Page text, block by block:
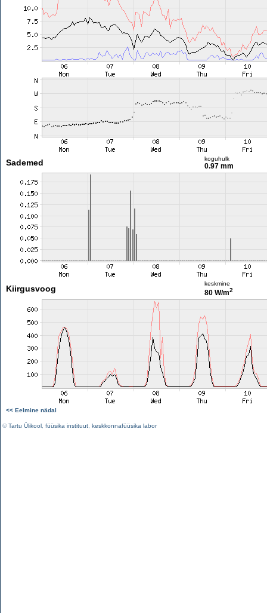
Sademed koguhulk
0.97 mm
Kiirgusvoog
keskmine
80 W/m2
<< Eelmine nädal
©Tartu Ülikool füüsika instituut keskkonnafüüsika labor